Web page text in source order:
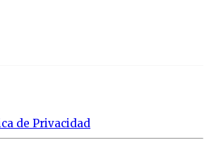
de Privacidad